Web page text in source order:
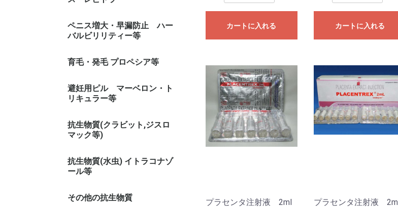
カマグラ 系(シルデナフィル)
シアリス 系(タダラフィル)
レビトラ 系(バルデナフィル)
その他
ペニス増大・早漏防止 ハー
バルビリリティー等
早漏防止スプレー
育毛・発毛 プロペシア等
避妊用ピル マーベロン・ト
リキュラー等
トリキュラー
マーベロン
抗生物質(クラビット,ジスロ
マック等)
抗生物質(水虫) イトラコナゾ
ール等
その他の抗生物質
カートに入れる カートに入れる
プラセンタ注射液 2ml
プラセンタ注射液 2ml